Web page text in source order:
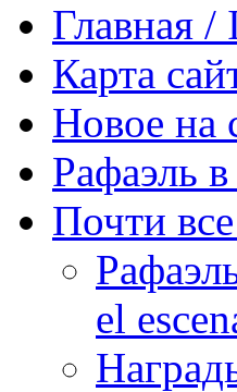
Главная /
Карта
Новое на
Рафаэль
Почти
el